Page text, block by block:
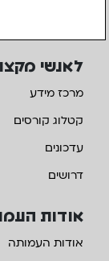
אודות
אודות העמותה
לאנשי
מרכז מידע
קטלוג קורסים
עדכונים
דרושים